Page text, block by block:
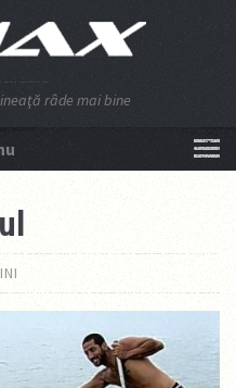
râde mai bine